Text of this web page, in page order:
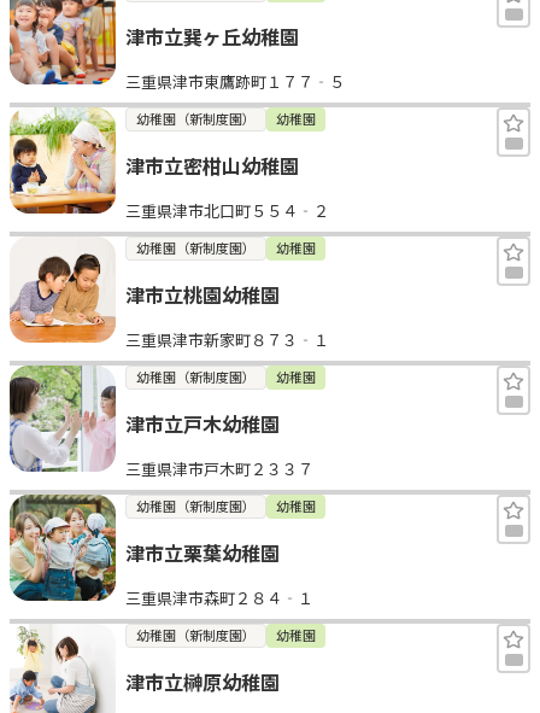
津市立巽ヶ丘幼稚園
三重県津市東鷹跡町１７７‐５
幼稚園（新制度園） 幼稚園
津市立密柑山幼稚園
三重県津市北口町５５４‐２
幼稚園（新制度園） 幼稚園
津市立桃園幼稚園
三重県津市新家町８７３‐１
幼稚園（新制度園） 幼稚園
津市立戸木幼稚園
三重県津市戸木町２３３７
幼稚園（新制度園） 幼稚園
津市立栗葉幼稚園
三重県津市森町２８４‐１
幼稚園（新制度園） 幼稚園
津市立榊原幼稚園